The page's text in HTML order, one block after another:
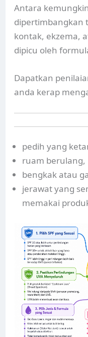
Antara
dipertimbangkan
kontak, ekzema,
dipicu oleh
Dapatkan
anda kerap
pedih yang
ruam berulang,
bengkak atau
jerawat yang
memakai